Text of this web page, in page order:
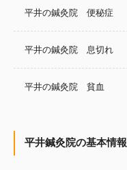
平井の鍼灸院 便秘症
平井の鍼灸院 息切れ
平井の鍼灸院 貧血
平井鍼灸院の基本情報